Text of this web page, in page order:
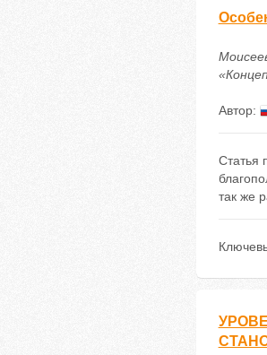
Автор:
Статья
так же